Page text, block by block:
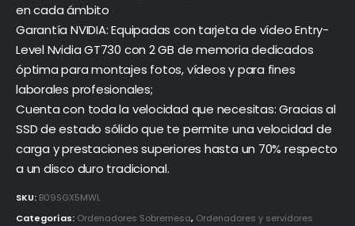
en cada ámbito
Garantía NVIDIA: Equipadas con tarjeta de vídeo Entry-
Level Nvidia GT730 con 2 GB de memoria dedicados
óptima para montajes fotos, vídeos y para fines
laborales profesionales;
Cuenta con toda la velocidad que necesitas: Gracias al
SSD de estado sólido que te permite una velocidad de
carga y prestaciones superiores hasta un 70% respecto
a un disco duro tradicional.
SKU: B09SGX5MWL
Categorías: Ordenadores Sobremesa, Ordenadores y servidores